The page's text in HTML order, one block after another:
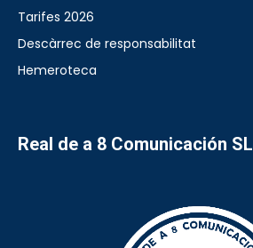
Tarifes 2026
Descàrrec de responsabilitat
Hemeroteca
Real de a 8 Comunicación SL